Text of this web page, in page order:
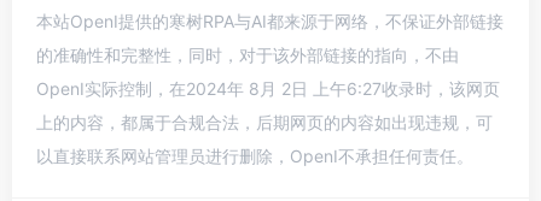
本站OpenI提供的寒树RPA与AI都来源于网络，不保证外部链接
的准确性和完整性，同时，对于该外部链接的指向，不由
OpenI实际控制，在2024年 8月 2日 上午6:27收录时，该网页
上的内容，都属于合规合法，后期网页的内容如出现违规，可
以直接联系网站管理员进行删除，OpenI不承担任何责任。